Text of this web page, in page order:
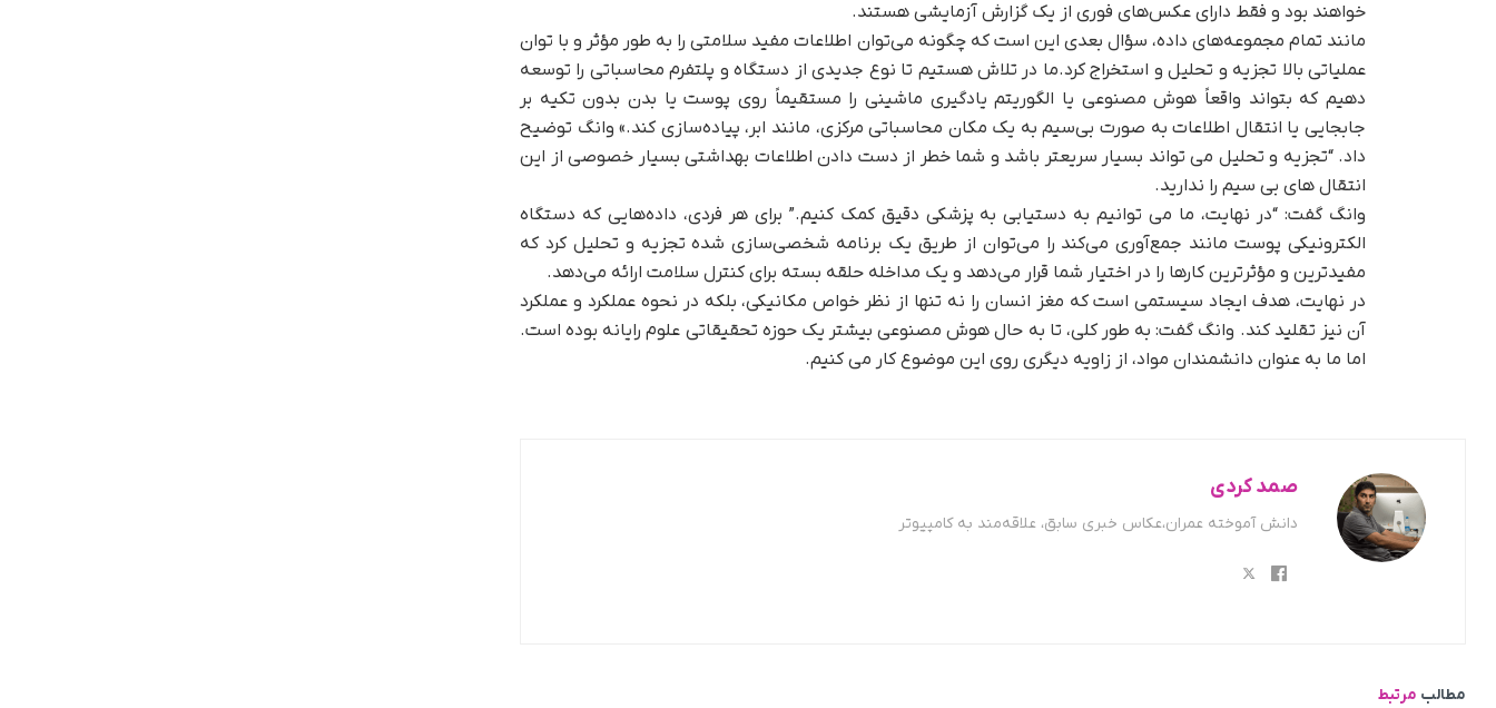
خواهند بود و فقط دارای عکس‌های فوری از یک گزارش آزمایشی هستند.
مانند تمام مجموعه‌های داده، سؤال بعدی این است که چگونه می‌توان اطلاعات مفید سلامتی را به طور مؤثر و با توان
عملیاتی بالا تجزیه و تحلیل و استخراج کرد.ما در تلاش هستیم تا نوع جدیدی از دستگاه و پلتفرم محاسباتی را توسعه
دهیم که بتواند واقعاً هوش مصنوعی یا الگوریتم یادگیری ماشینی را مستقیماً روی پوست یا بدن بدون تکیه بر
جابجایی یا انتقال اطلاعات به صورت بی‌سیم به یک مکان محاسباتی مرکزی، مانند ابر، پیاده‌سازی کند.» وانگ توضیح
داد. “تجزیه و تحلیل می تواند بسیار سریعتر باشد و شما خطر از دست دادن اطلاعات بهداشتی بسیار خصوصی از این
انتقال های بی سیم را ندارید.
وانگ گفت: “در نهایت، ما می توانیم به دستیابی به پزشکی دقیق کمک کنیم.” برای هر فردی، داده‌هایی که دستگاه
الکترونیکی پوست مانند جمع‌آوری می‌کند را می‌توان از طریق یک برنامه شخصی‌سازی شده تجزیه و تحلیل کرد که
مفیدترین و مؤثرترین کارها را در اختیار شما قرار می‌دهد و یک مداخله حلقه بسته برای کنترل سلامت ارائه می‌دهد.
در نهایت، هدف ایجاد سیستمی است که مغز انسان را نه تنها از نظر خواص مکانیکی، بلکه در نحوه عملکرد و عملکرد
آن نیز تقلید کند. وانگ گفت: به طور کلی، تا به حال هوش مصنوعی بیشتر یک حوزه تحقیقاتی علوم رایانه بوده است.
اما ما به عنوان دانشمندان مواد، از زاویه دیگری روی این موضوع کار می کنیم.
صمد کردی
دانش آموخته عمران،عکاس خبری سابق، علاقه‌مند به کامپیوتر
مطالب مرتبط